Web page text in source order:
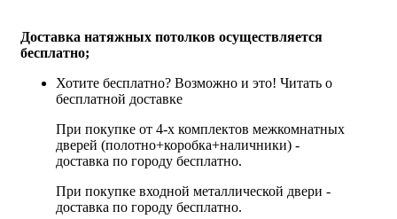
Доставка натяжных потолков осуществляется
бесплатно;
Хотите бесплатно? Возможно и это! Читать о
бесплатной доставке
При покупке от 4-х комплектов межкомнатных
дверей (полотно+коробка+наличники) -
доставка по городу бесплатно.
При покупке входной металлической двери -
доставка по городу бесплатно.